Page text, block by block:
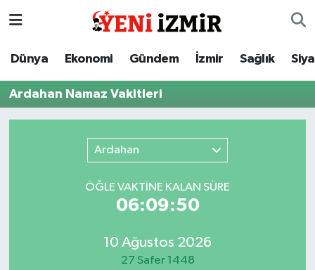
Dünya Ekonomi Gündem İzmir Sağlık
Ardahan Namaz Vakitleri
Ardahan
ÖĞLE VAKTİNE KALAN SÜRE
06:09:50
10 Ağustos 2026
27 Safer 1448
Dünya
Ekonomi
İzmir Nöbetçi Eczaneler
İzmir Hava Durumu
İzmir Trafik Yoğunluk Haritası
Süper Lig Puan Durumu ve Fikstür